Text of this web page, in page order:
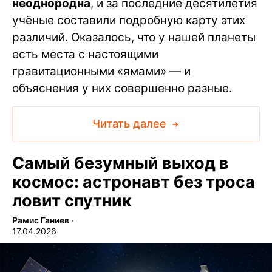
неоднородна, и за последние десятилетия
учёные составили подробную карту этих
различий. Оказалось, что у нашей планеты
есть места с настоящими
гравитационными «ямами» — и
объяснения у них совершенно разные.
Читать далее
Самый безумный выход в
космос: астронавт без троса
ловит спутник
Рамис Ганиев ∙
17.04.2026